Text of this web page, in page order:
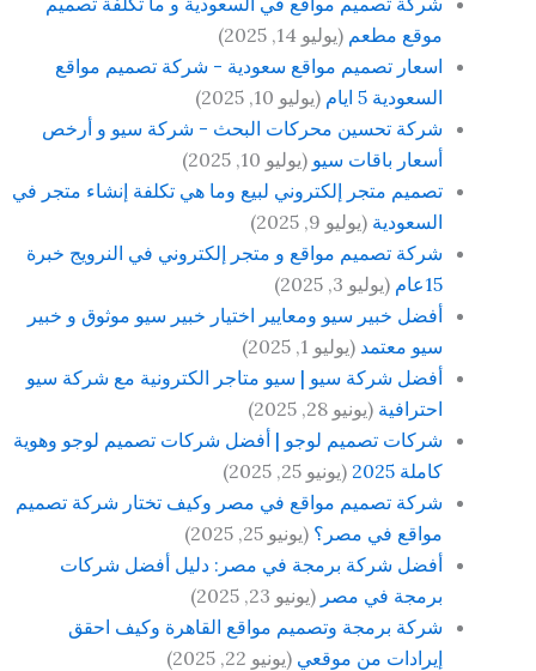
موقع مطعم (يوليو 14, 2025)
اسعار تصميم مواقع سعودية - شركة تصميم مواقع
السعودية 5 ايام
(يوليو 10, 2025)
شركة تحسين محركات البحث - شركة سيو و أرخص
أسعار باقات سيو (يوليو 10, 2025)
تصميم متجر إلكتروني لبيع وما هي تكلفة إنشاء متجر في
السعودية (يوليو 9, 2025)
شركة تصميم مواقع و متجر إلكتروني في النرويج خبرة
15عام
(يوليو 3, 2025)
أفضل خبير سيو ومعايير اختيار خبير سيو موثوق و خبير
سيو معتمد (يوليو 1, 2025)
أفضل شركة سيو | سيو متاجر الكترونية مع شركة سيو
احترافية (يونيو 28, 2025)
شركات تصميم لوجو | أفضل شركات تصميم لوجو وهوية
كاملة 2025
(يونيو 25, 2025)
شركة تصميم مواقع في مصر وكيف تختار شركة تصميم
مواقع في مصر؟ (يونيو 25, 2025)
أفضل شركة برمجة في مصر: دليل أفضل شركات
برمجة في مصر (يونيو 23, 2025)
شركة برمجة وتصميم مواقع القاهرة وكيف احقق
إيرادات من موقعي (يونيو 22, 2025)